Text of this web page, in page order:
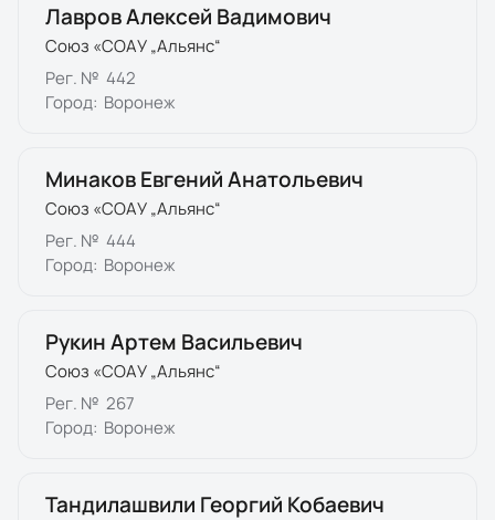
Лавров Алексей Вадимович
Союз «СОАУ „Альянс“
Рег. № 442
Город: Воронеж
Минаков Евгений Анатольевич
Союз «СОАУ „Альянс“
Рег. № 444
Город: Воронеж
Рукин Артем Васильевич
Союз «СОАУ „Альянс“
Рег. № 267
Город: Воронеж
Тандилашвили Георгий Кобаевич